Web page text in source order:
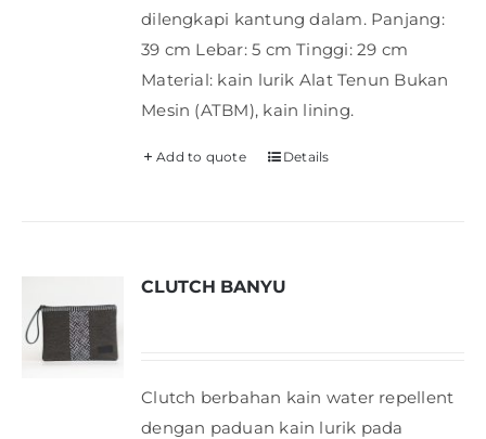
dilengkapi kantung dalam. Panjang:
39 cm Lebar: 5 cm Tinggi: 29 cm
Material: kain lurik Alat Tenun Bukan
Mesin (ATBM), kain lining.
Add to quote Details
CLUTCH BANYU
Clutch berbahan kain water repellent
dengan paduan kain lurik pada